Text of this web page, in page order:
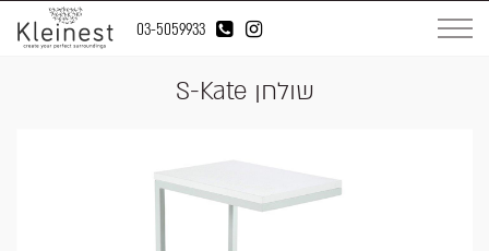
03-5059933
שולחן S-Kate